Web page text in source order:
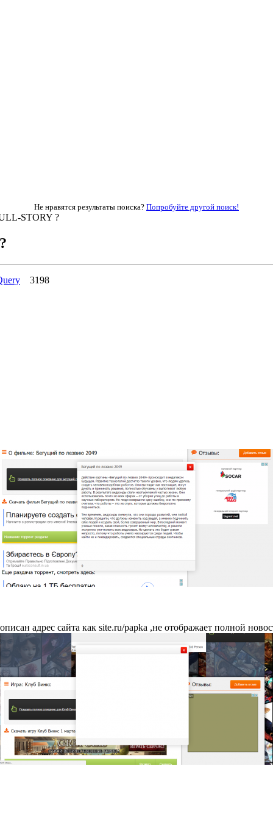
Не нравятся результаты поиска? Попробуйте другой поиск!
STORY ?
3198
адрес сайта как site.ru/papka ,не отображает полной